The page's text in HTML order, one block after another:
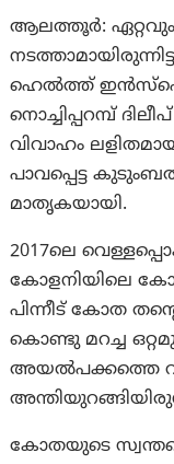
ആലത്തൂര്‍: ഏറ്റവും
ഹെൽത്ത്
നൊച്ചിപ്പറമ്പ്
വിവാഹം
പാവപ്പെട്ട
മാതൃകയായി.
2017ലെ
കോളനിയിലെ
പിന്നീട് കോത
കൊണ്ടു മറച്ച
അയൽപക്കത്തെ
കോതയുടെ